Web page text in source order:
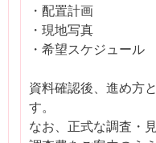
・配置計画
・現地写真
・希望スケジュール
資料確認後、進め方
す。
なお、正式な調査・